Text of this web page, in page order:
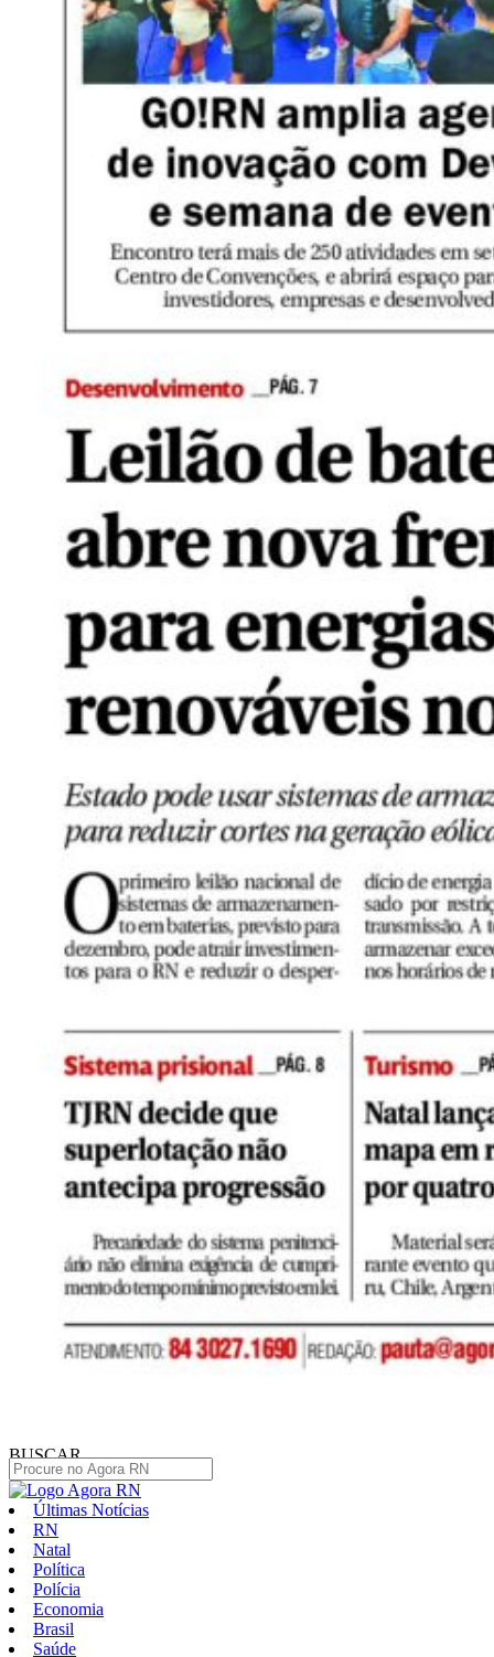
BUSCAR
Últimas Notícias
RN
Natal
Política
Polícia
Economia
Brasil
Saúde